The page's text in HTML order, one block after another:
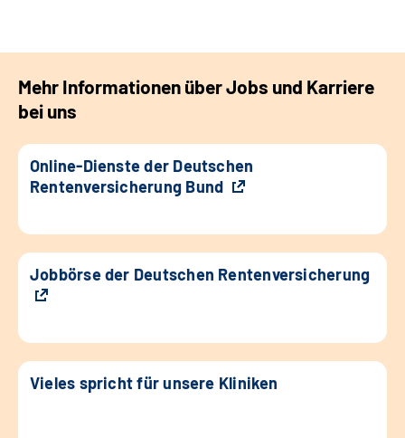
Mehr Informationen über Jobs und Karriere
bei uns
Online-Dienste der Deutschen
Rentenversicherung Bund
Jobbörse der Deutschen Rentenversicherung
Vieles spricht für unsere Kliniken